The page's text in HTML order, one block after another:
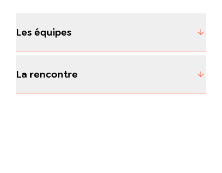
Les équipes
La rencontre